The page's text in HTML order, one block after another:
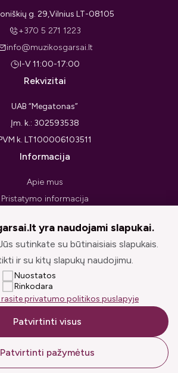
g. 29,Vilnius LT-08105
+370 5 271 1223
info@muzikosgarsai.lt
I-V 11:00-17:00
Rekvizitai
UAB “Megatonas”
Įm. k.: 302593538
k. LT100006103511
Informacija
Apie mus
Pristatymo informacija
taisyklės ir sąlygos
Prekių grąžinimo forma
Sekite mus
2026. Visos teisės saugomos.
yra naudojami slapukai.
sutinkate su būtinaisiais slapukais.
ir su kitų slapukų naudojimu.
Nuostatos
Rinkodara
privatumo politikos puslapyje
Patvirtinti visus
Patvirtinti pažymėtus